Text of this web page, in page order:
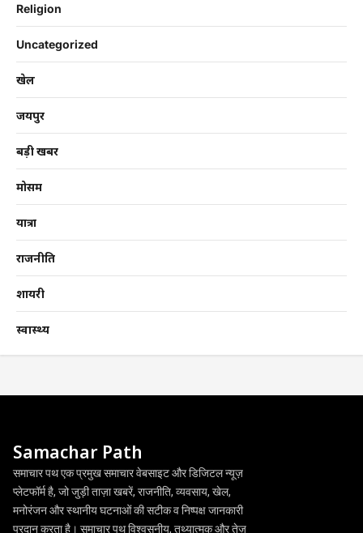
Religion
Uncategorized
खेल
जयपुर
बड़ी खबर
मोसम
यात्रा
राजनीति
शायरी
स्वास्थ्य
Samachar Path
समाचार पथ एक प्रमुख समाचार वेबसाइट और डिजिटल न्यूज़
प्लेटफॉर्म है, जो जुड़ी ताज़ा खबरें, राजनीति, व्यवसाय, खेल,
मनोरंजन और स्थानीय घटनाओं की सटीक व निष्पक्ष जानकारी
प्रदान करता है। समाचार पथ विश्वसनीय, तथ्यात्मक और तेज़